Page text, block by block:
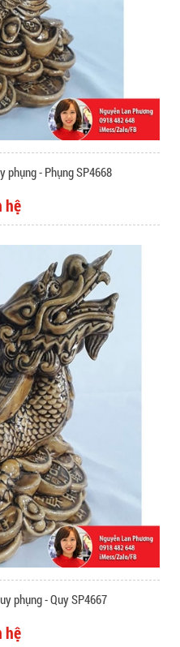
phụng - Phụng SP4668
hệ
phụng - Quy SP4667
hệ